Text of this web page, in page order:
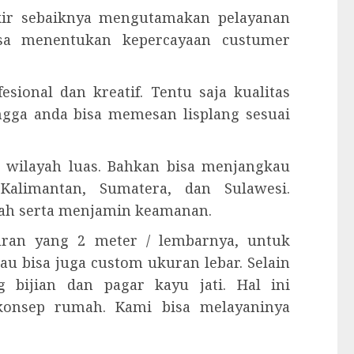
mengutamakan pelayanan
menentukan kepercayaan custumer
dan kreatif. Tentu saja kualitas
anda bisa memesan lisplang sesuai
luas. Bahkan bisa menjangkau
Sumatera, dan Sulawesi.
serta menjamin keamanan.
yang 2 meter / lembarnya, untuk
bisa juga custom ukuran lebar. Selain
bijian dan pagar kayu jati. Hal ini
rumah. Kami bisa melayaninya